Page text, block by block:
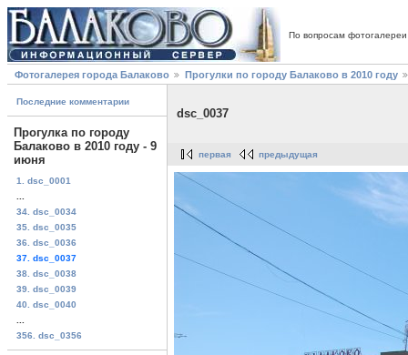
По вопросам
Фотогалерея города Балаково Прогулки по городу Балаково в 2010 году
Последние комментарии
Прогулка по городу
Балаково в 2010 году - 9
июня
1. dsc_0001
34. dsc_0034
35. dsc_0035
36. dsc_0036
37. dsc_0037
38. dsc_0038
39. dsc_0039
40. dsc_0040
356. dsc_0356
dsc_0037
первая предыдущая